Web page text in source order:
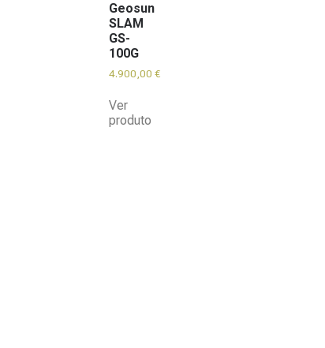
Geosun
SLAM
GS-
100G
4.900,00€
Ver
produto